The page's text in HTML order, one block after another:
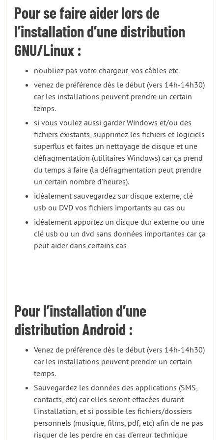
Pour se faire aider lors de
l’installation d’une distribution
GNU/Linux :
n’oubliez pas votre chargeur, vos câbles etc.
venez de préférence dès le début (vers 14h-14h30)
car les installations peuvent prendre un certain
temps.
si vous voulez aussi garder Windows et/ou des
fichiers existants, supprimez les fichiers et logiciels
superflus et faites un nettoyage de disque et une
défragmentation (utilitaires Windows) car ça prend
du temps à faire (la défragmentation peut prendre
un certain nombre d’heures).
idéalement sauvegardez sur disque externe, clé
usb ou DVD vos fichiers importants au cas ou
idéalement apportez un disque dur externe ou une
clé usb ou un dvd sans données importantes car ça
peut aider dans certains cas
Pour l’installation d’une
distribution Android :
Venez de préférence dès le début (vers 14h-14h30)
car les installations peuvent prendre un certain
temps.
Sauvegardez les données des applications (SMS,
contacts, etc) car elles seront effacées durant
l’installation, et si possible les fichiers/dossiers
personnels (musique, films, pdf, etc) afin de ne pas
risquer de les perdre en cas d’erreur technique